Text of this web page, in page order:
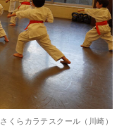
さくらカラテスクール（川崎）